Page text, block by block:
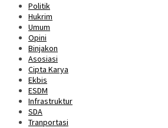
Politik
Hukrim
Umum
Opini
Binjakon
Asosiasi
Cipta Karya
Ekbis
ESDM
Infrastruktur
SDA
Tranportasi